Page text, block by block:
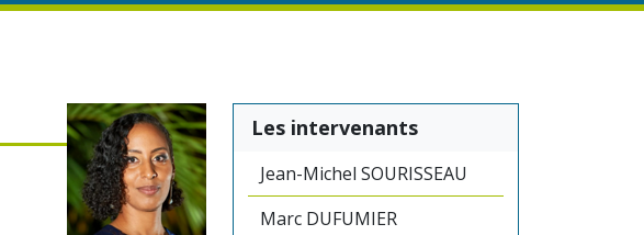
Les intervenants
Jean-Michel SOURISSEAU
Marc DUFUMIER